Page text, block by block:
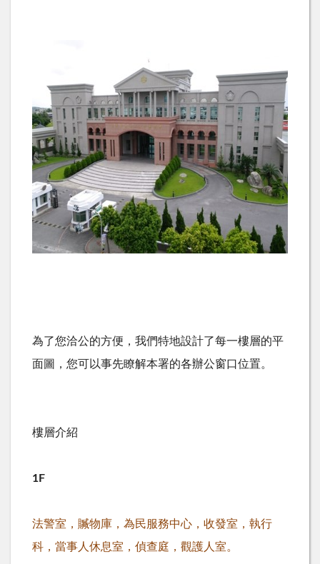
為了您洽公的方便，我們特地設計了每一樓層的平
面圖，您可以事先瞭解本署的各辦公窗口位置。
樓層介紹
1F
法警室，贓物庫，為民服務中心，收發室，執行
科，當事人休息室，偵查庭，觀護人室。